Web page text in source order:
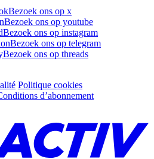
Bezoek ons op x
Bezoek ons op youtube
Bezoek ons op instagram
Bezoek ons op telegram
Bezoek ons op threads
Politique cookies
d’abonnement